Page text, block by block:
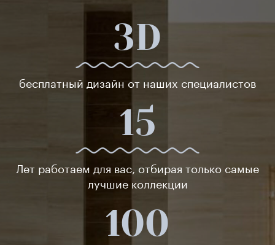
3D
бесплатный дизайн от наших специалистов
15
Лет работаем для вас, отбирая только самые
лучшие коллекции
100